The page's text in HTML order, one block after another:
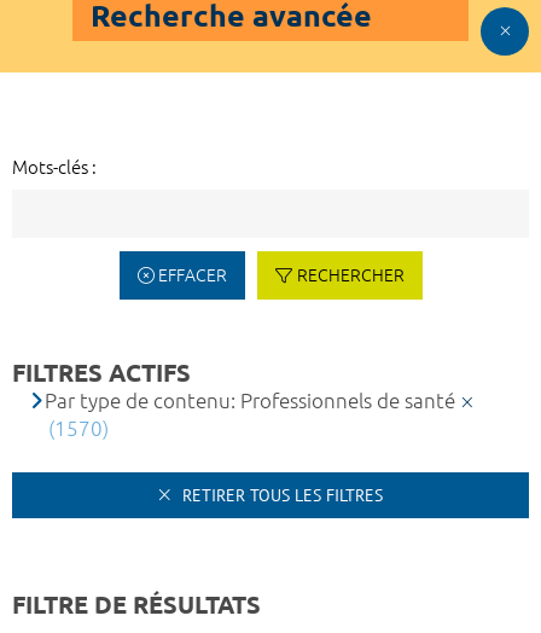
Recherche avancée
Mots-clés :
EFFACER RECHERCHER
FILTRES ACTIFS
Par type de contenu: Professionnels de santé
(1570)
RETIRER TOUS LES FILTRES
FILTRE DE RÉSULTATS